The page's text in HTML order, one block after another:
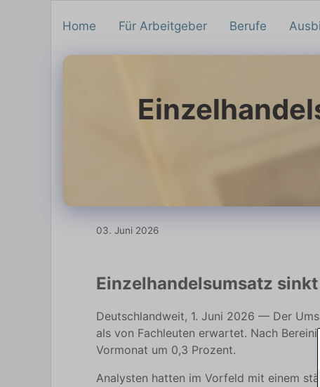
Home Für Arbeitgeber Berufe
03. Juni 2026
Einzelhandelsumsatz
Deutschlandweit, 1. Juni 2026 — Der
als von Fachleuten erwartet. Nach
Vormonat um 0,3 Prozent.
Analysten hatten im Vorfeld mit einem